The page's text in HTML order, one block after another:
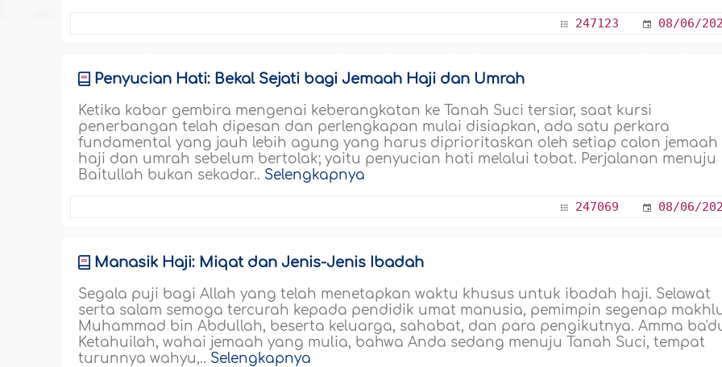
247123 08/06/
Penyucian Hati: Bekal Sejati bagi Jemaah Haji dan Umrah
Ketika kabar gembira mengenai keberangkatan ke Tanah Suci tersiar, saat kursi
penerbangan telah dipesan dan perlengkapan mulai disiapkan, ada satu perkara
fundamental yang jauh lebih agung yang harus diprioritaskan oleh setiap calon jemaah
haji dan umrah sebelum bertolak; yaitu penyucian hati melalui tobat. Perjalanan menuju
Baitullah bukan sekadar.. Selengkapnya
247069 08/06/
Manasik Haji: Miqat dan Jenis-Jenis Ibadah
Segala puji bagi Allah yang telah menetapkan waktu khusus untuk ibadah haji. Selawat
serta salam semoga tercurah kepada pendidik umat manusia, pemimpin segenap
Muhammad bin Abdullah, beserta keluarga, sahabat, dan para pengikutnya. Amma
Ketahuilah, wahai jemaah yang mulia, bahwa Anda sedang menuju Tanah Suci, tempat
turunnya wahyu,.. Selengkapnya